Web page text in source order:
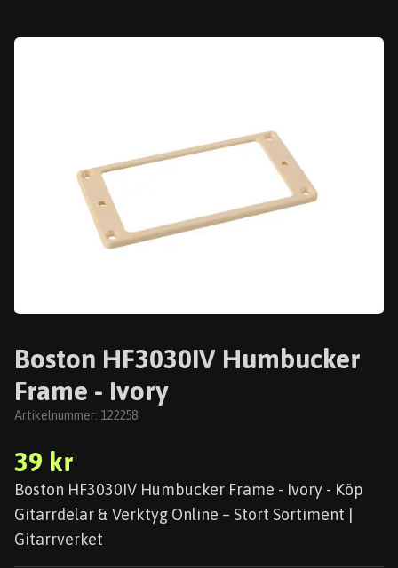
Boston HF3030IV Humbucker
Frame - Ivory
Artikelnummer: 122258
39 kr
Boston HF3030IV Humbucker Frame - Ivory - Köp
Gitarrdelar & Verktyg Online – Stort Sortiment |
Gitarrverket